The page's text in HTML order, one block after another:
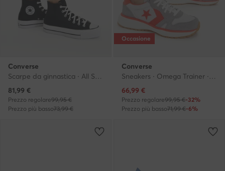
Converse
Scarpe da ginnastica · All Star · Nero
Prezzo attuale
81,99 €
Prezzo regolare99,95 €
Prezzo più basso73,99 €
Occasione
Converse
Sneakers · Omega Trainer · Grigio
Prezzo attuale
66,99 €
Prezzo regolare99,95 €-32%
Prezzo più basso71,99 €-6%